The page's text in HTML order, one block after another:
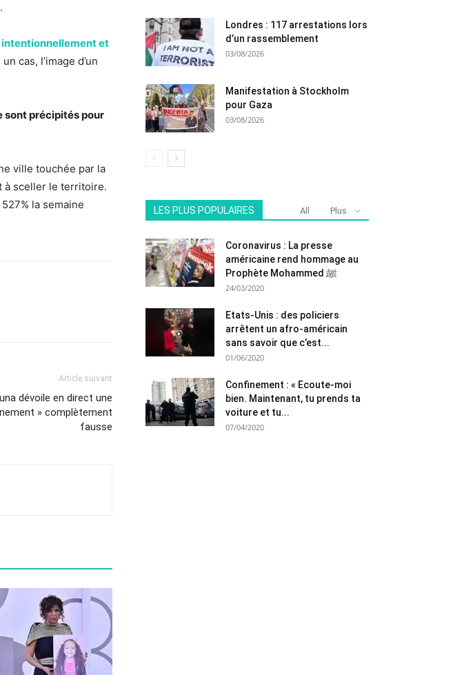
et
cas, l’image d’un
sont précipités pour
ville touchée par la
à sceller le territoire.
la semaine
Article suivant
dévoile en direct une
» complètement
fausse
Londres : 117 arrestations lors
d’un rassemblement
03/08/2026
Manifestation à Stockholm
pour Gaza
03/08/2026
LES PLUS POPULAIRES All Plus
Coronavirus : La presse
américaine rend hommage au
Prophète Mohammed ﷺ
24/03/2020
Etats-Unis : des policiers
arrêtent un afro-américain
sans savoir que c’est...
01/06/2020
Confinement : « Ecoute-moi
bien. Maintenant, tu prends ta
voiture et tu...
07/04/2020